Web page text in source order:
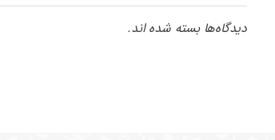
دیدگاه‌ها بسته شده اند.